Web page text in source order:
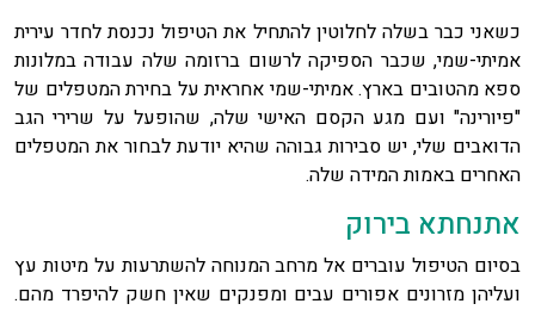
כשאני כבר בשלה לחלוטין להתחיל את הטיפול נכנסת לחדר עירית
אמיתי-שמי, שכבר הספיקה לרשום ברזומה שלה עבודה במלונות
ספא מהטובים בארץ. אמיתי-שמי אחראית על בחירת המטפלים של
"פיורינה" ועם מגע הקסם האישי שלה, שהופעל על שרירי הגב
הדואבים שלי, יש סבירות גבוהה שהיא יודעת לבחור את המטפלים
האחרים באמות המידה שלה.
אתנחתא בירוק
בסיום הטיפול עוברים אל מרחב המנוחה להשתרעות על מיטות עץ
ועליהן מזרונים אפורים עבים ומפנקים שאין חשק להיפרד מהם.